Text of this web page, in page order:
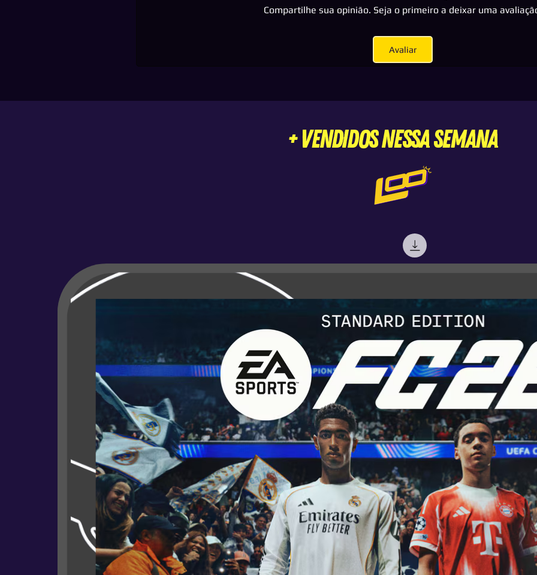
Compartilhe sua opinião. Seja o primeiro a deixar uma
Avaliar
+ VENDIDOS nessa semana